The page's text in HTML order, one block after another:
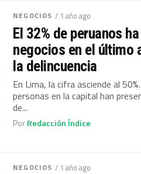
NEGOCIOS / 1 año ago
El 32% de peruanos
negocios en el último
la delincuencia
En Lima, la cifra asciende al
personas en la capital han
de...
PorRedacción Índice
NEGOCIOS / 1 año ago